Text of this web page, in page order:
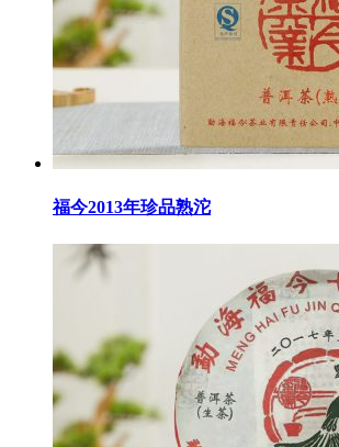
福今2013年珍品熟沱